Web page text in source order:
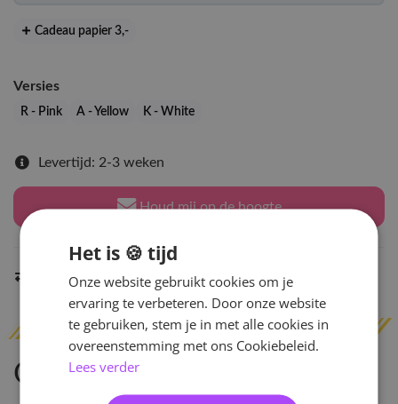
Cadeau papier 3,-
Versies
R - Pink A - Yellow K - White
Levertijd: 2-3 weken
Houd mij op de hoogte
Indien op voorraadbinnen 2 werkdagen
Omschrijving
Het is 🍪 tijd
Onze website gebruikt cookies om je
ervaring te verbeteren. Door onze website
te gebruiken, stem je in met alle cookies in
overeenstemming met ons Cookiebeleid.
Lees verder